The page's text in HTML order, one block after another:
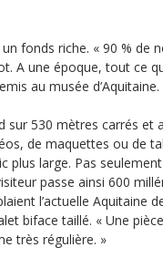
fonds riche. « 90 % de
A une époque, tout ce
au musée d’Aquitaine.
sur 530 mètres carrés et
de maquettes ou de
plus large. Pas
passe ainsi 600
l’actuelle Aquitaine
biface taillé. « Une
très régulière. »